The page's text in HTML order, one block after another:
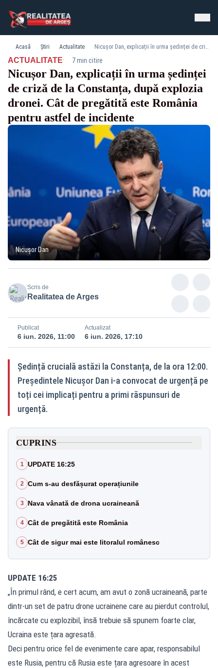
Acasă Știri Actualitate Nicușor Dan, explicații în urma ședinței de criză de la Constanța, după explozia dronei. Cât de pregătită este România pentru astfel de incidente
ACTUALITATE· 7 min citire
Nicușor Dan, explicații în urma ședinței
de criză de la Constanța, după explozia
dronei. Cât de pregătită este România
pentru astfel de incidente
Nicușor Dan
Scris de
Realitatea de Arges
Publicat
6 iun. 2026, 11:00
Actualizat
6 iun. 2026, 17:10
Ședință crucială astăzi la Constanța, de la ora 12:00.
Președintele Nicușor Dan i-a convocat de urgență pe
toți cei implicați pentru a primi răspunsuri de
urgență.
CUPRINS
1 UPDATE 16:25
2 Cum s-au desfășurat operațiunile
3 Nava vânată de drona ucraineană
4 Cât de pregătită este România
5 Cât de sigur mai este litoralul românesc
UPDATE 16:25
„În primul rând, e cert acum, am avut o zonă ucraineană, parte
dintr-un set de patru drone ucrainene care au pierdut controlul,
încărcate cu explozibil, însă trebuie să spunem foarte clar,
Ucraina este țara agresată.
Deci pentru orice fel de evenimente care apar, responsabilul
este Rusia, pentru că Rusia este țara agresoare în acest